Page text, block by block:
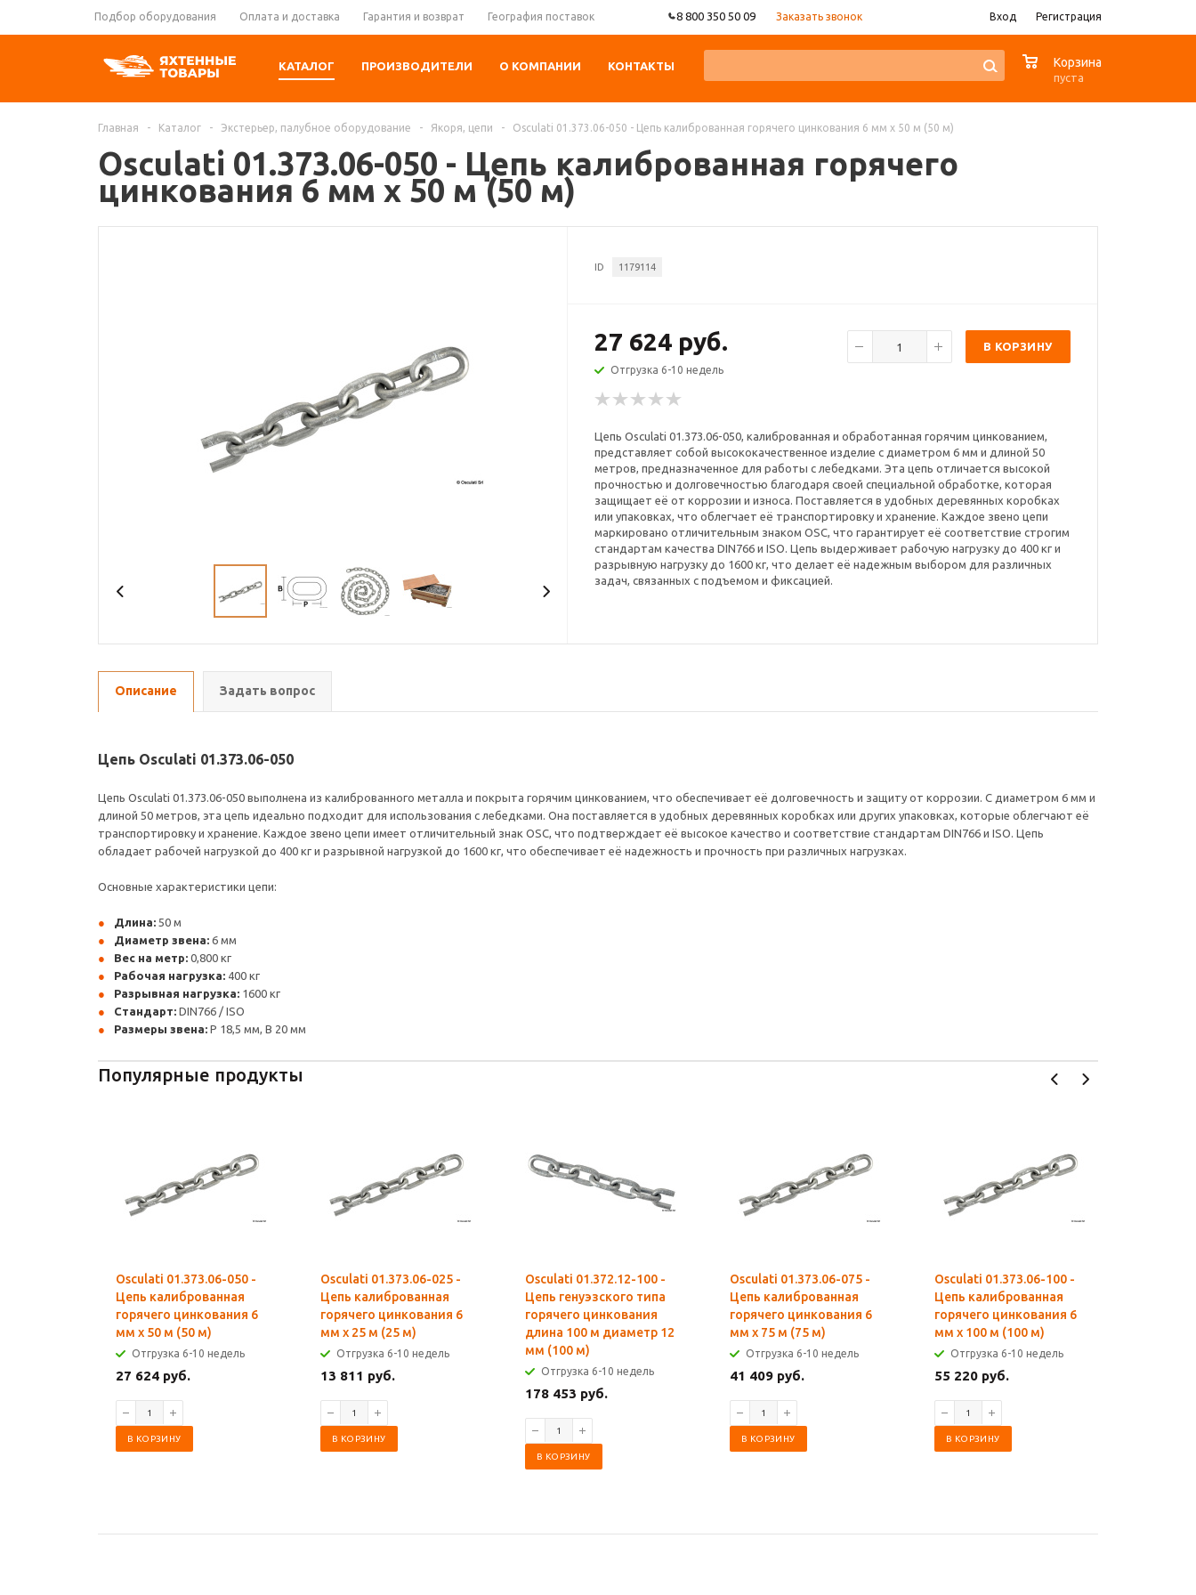
Подбор оборудования Оплата и доставка Гарантия и возврат География поставок 8 800 350 50 09 Заказать звонок Вход Регистрация
КАТАЛОГ ПРОИЗВОДИТЕЛИ О КОМПАНИИ КОНТАКТЫ Корзина
пуста
Главная - Каталог - Экстерьер, палубное оборудование - Якоря, цепи - Osculati 01.373.06-050 - Цепь калиброванная горячего цинкования 6 мм x 50 м (50 м)
Osculati 01.373.06-050 - Цепь калиброванная горячего
цинкования 6 мм x 50 м (50 м)
ID 1179114
27 624 руб.
Отгрузка 6-10 недель
В КОРЗИНУ
Цепь Osculati 01.373.06-050, калиброванная и обработанная горячим цинкованием,
представляет собой высококачественное изделие с диаметром 6 мм и длиной 50
метров, предназначенное для работы с лебедками. Эта цепь отличается высокой
прочностью и долговечностью благодаря своей специальной обработке, которая
защищает её от коррозии и износа. Поставляется в удобных деревянных коробках
или упаковках, что облегчает её транспортировку и хранение. Каждое звено цепи
маркировано отличительным знаком OSC, что гарантирует её соответствие строгим
стандартам качества DIN766 и ISO. Цепь выдерживает рабочую нагрузку до 400 кг и
разрывную нагрузку до 1600 кг, что делает её надежным выбором для различных
задач, связанных с подъемом и фиксацией.
Описание Задать вопрос
Цепь Osculati 01.373.06-050
Цепь Osculati 01.373.06-050 выполнена из калиброванного металла и покрыта горячим цинкованием, что обеспечивает её долговечность и защиту от коррозии. С диаметром 6 мм и
длиной 50 метров, эта цепь идеально подходит для использования с лебедками. Она поставляется в удобных деревянных коробках или других упаковках, которые облегчают её
транспортировку и хранение. Каждое звено цепи имеет отличительный знак OSC, что подтверждает её высокое качество и соответствие стандартам DIN766 и ISO. Цепь
обладает рабочей нагрузкой до 400 кг и разрывной нагрузкой до 1600 кг, что обеспечивает её надежность и прочность при различных нагрузках.
Основные характеристики цепи:
Длина: 50 м
Диаметр звена: 6 мм
Вес на метр: 0,800 кг
Рабочая нагрузка: 400 кг
Разрывная нагрузка: 1600 кг
Стандарт: DIN766 / ISO
Размеры звена: P 18,5 мм, B 20 мм
Популярные продукты
Osculati 01.373.06-050 -
Цепь калиброванная
горячего цинкования 6
мм x 50 м (50 м)
Отгрузка 6-10 недель
27 624 руб.
В КОРЗИНУ
Osculati 01.373.06-025 -
Цепь калиброванная
горячего цинкования 6
мм x 25 м (25 м)
Отгрузка 6-10 недель
13 811 руб.
В КОРЗИНУ
Osculati 01.372.12-100 -
Цепь генуэзского типа
горячего цинкования
длина 100 м диаметр 12
мм (100 м)
Отгрузка 6-10 недель
178 453 руб.
В КОРЗИНУ
Osculati 01.373.06-075 -
Цепь калиброванная
горячего цинкования 6
мм x 75 м (75 м)
Отгрузка 6-10 недель
41 409 руб.
В КОРЗИНУ
Osculati 01.373.06-100 -
Цепь калиброванная
горячего цинкования 6
мм x 100 м (100 м)
Отгрузка 6-10 недель
55 220 руб.
В КОРЗИНУ